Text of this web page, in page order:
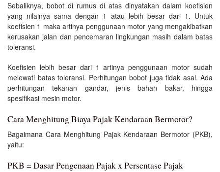
Sebaliknya, bobot di rumus di atas dinyatakan dalam koefisien
yang nilainya sama dengan 1 atau lebih besar dari 1. Untuk
koefisien 1 maka artinya penggunaan motor yang mengakibatkan
kerusakan jalan dan pencemaran lingkungan masih dalam batas
toleransi.
Koefisien lebih besar dari 1 artinya penggunaan motor sudah
melewati batas toleransi. Perhitungan bobot juga tidak asal. Ada
perhitungan tekanan gandar, jenis bahan bakar, hingga
spesifikasi mesin motor.
Cara Menghitung Biaya Pajak Kendaraan Bermotor?
Bagaimana Cara Menghitung Pajak Kendaraan Bermotor (PKB),
yaitu:
PKB = Dasar Pengenaan Pajak x Persentase Pajak